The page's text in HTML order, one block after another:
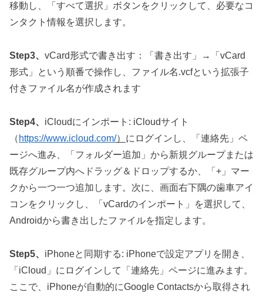
移動し、「すべて選択」ボタンをクリックして、必要なコ
ンタクト情報を選択します。
Step3、 vCard形式で書き出す：「書き出す」→「vCard
形式」という順番で操作し、ファイル名.vcfという拡張子
付きファイル名が作成されます
Step4、 iCloudにインポート: iCloudサイト
（ https://www.icloud.com/） にログインし、「連絡先」ペ
ージへ進み、「フォルダー追加」から新規グループまたは
既存グループ内へドラッグ＆ドロップするか、「+」マー
クから一つ一つ追加します。次に、画面右下隅の歯車アイ
コンをクリックし、「vCardのインポート」を選択して、
Androidから書き出したファイルを指定します。
Step5、 iPhoneと同期する: iPhoneで設定アプリを開き、
「iCloud」にログインして「連絡先」ページに進みます。
ここで、iPhoneが自動的にGoogle Contactsから取得され